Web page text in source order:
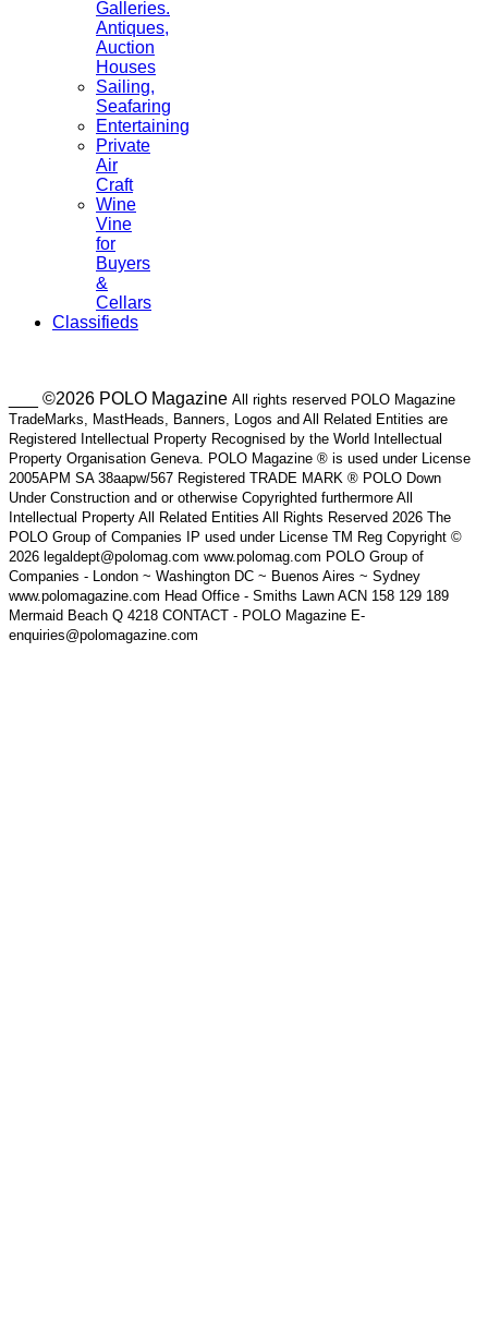
Galleries.
Antiques,
Auction
Houses
Sailing,
Seafaring
Entertaining
Private
Air
Craft
Wine
Vine
for
Buyers
&
Cellars
Classifieds
___ ©2026 POLO Magazine All rights reserved POLO Magazine
TradeMarks, MastHeads, Banners, Logos and All Related Entities are
Registered Intellectual Property Recognised by the World Intellectual
Property Organisation Geneva. POLO Magazine ® is used under License
2005APM SA 38aapw/567 Registered TRADE MARK ® POLO Down
Under Construction and or otherwise Copyrighted furthermore All
Intellectual Property All Related Entities All Rights Reserved 2026 The
POLO Group of Companies IP used under License TM Reg Copyright ©
2026 legaldept@polomag.com www.polomag.com POLO Group of
Companies - London ~ Washington DC ~ Buenos Aires ~ Sydney
www.polomagazine.com Head Office - Smiths Lawn ACN 158 129 189
Mermaid Beach Q 4218 CONTACT - POLO Magazine E-
enquiries@polomagazine.com